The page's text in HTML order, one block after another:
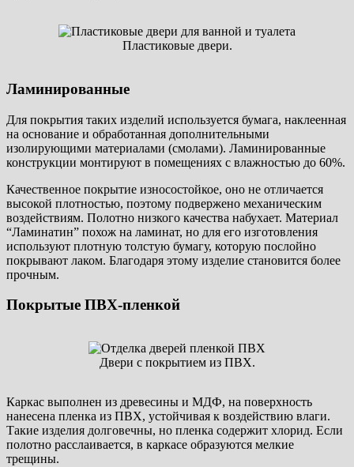
Пластиковые двери.
Ламинированные
Для покрытия таких изделий используется бумага, наклеенная
на основание и обработанная дополнительными
изолирующими материалами (смолами). Ламинированные
конструкции монтируют в помещениях с влажностью до 60%.
Качественное покрытие износостойкое, оно не отличается
высокой плотностью, поэтому подвержено механическим
воздействиям. Полотно низкого качества набухает. Материал
“Ламинатин” похож на ламинат, но для его изготовления
используют плотную толстую бумагу, которую послойно
покрывают лаком. Благодаря этому изделие становится более
прочным.
Покрытые ПВХ-пленкой
Двери с покрытием из ПВХ.
Каркас выполнен из древесины и МДФ, на поверхность
нанесена пленка из ПВХ, устойчивая к воздействию влаги.
Такие изделия долговечны, но пленка содержит хлорид. Если
полотно расслаивается, в каркасе образуются мелкие
трещины.